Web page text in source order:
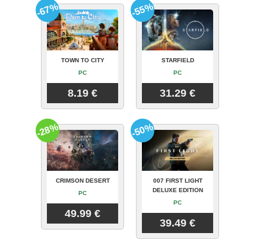
TOWN TO CITY
PC
8.19 €
-67%
STARFIELD
PC
31.29 €
-55%
CRIMSON DESERT
PC
49.99 €
-28%
007 FIRST LIGHT
DELUXE EDITION
PC
39.49 €
-50%